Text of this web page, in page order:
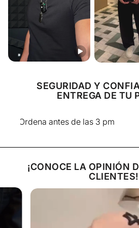
SEGURIDAD Y
ENTREGA DE TU
antes de las 3 pm
¡CONOCE LA OPINIÓN
CLIENTES!